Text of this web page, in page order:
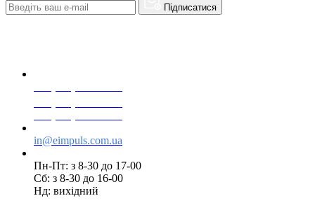
Підписатися
in@eimpuls.com.ua
Пн-Пт: з 8-30 до 17-00
Сб: з 8-30 до 16-00
Нд: вихідний